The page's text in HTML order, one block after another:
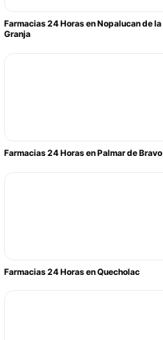
Farmacias 24 Horas en Nopalucan de la
Granja
Farmacias 24 Horas en Palmar de Bravo
Farmacias 24 Horas en Quecholac